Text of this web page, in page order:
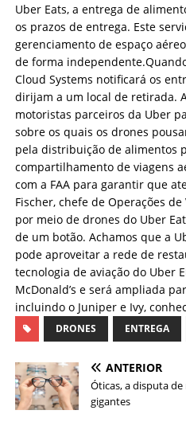
Uber Eats, a entrega de
os prazos de entrega. Este
gerenciamento de espaço
de forma
Cloud Systems notificará os
dirijam a um local de retirada.
motoristas parceiros da Uber
sobre os quais os drones
pela distribuição de alimentos
compartilhamento de viagens
com a FAA para garantir que
Fischer, chefe de Operações
por meio de drones do Uber
de um botão. Achamos que a
pode aproveitar a rede de
tecnologia de aviação do Uber
McDonald’s e será ampliada
incluindo o Juniper e Ivy,
DRONES ENTREGA
ANTERIOR
Óticas, a disputa
gigantes